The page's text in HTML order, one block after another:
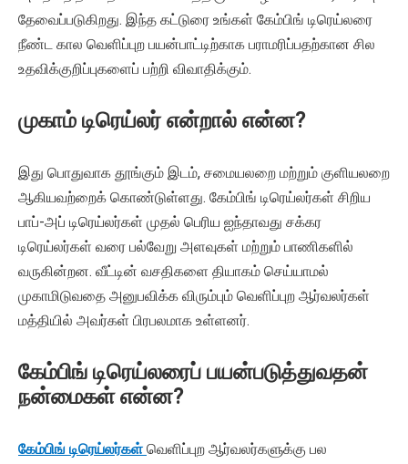
தேவைப்படுகிறது. இந்த கட்டுரை உங்கள் கேம்பிங் டிரெய்லரை
நீண்ட கால வெளிப்புற பயன்பாட்டிற்காக பராமரிப்பதற்கான சில
உதவிக்குறிப்புகளைப் பற்றி விவாதிக்கும்.
முகாம் டிரெய்லர் என்றால் என்ன?
இது பொதுவாக தூங்கும் இடம், சமையலறை மற்றும் குளியலறை
ஆகியவற்றைக் கொண்டுள்ளது. கேம்பிங் டிரெய்லர்கள் சிறிய
பாப்-அப் டிரெய்லர்கள் முதல் பெரிய ஐந்தாவது சக்கர
டிரெய்லர்கள் வரை பல்வேறு அளவுகள் மற்றும் பாணிகளில்
வருகின்றன. வீட்டின் வசதிகளை தியாகம் செய்யாமல்
முகாமிடுவதை அனுபவிக்க விரும்பும் வெளிப்புற ஆர்வலர்கள்
மத்தியில் அவர்கள் பிரபலமாக உள்ளனர்.
கேம்பிங் டிரெய்லரைப் பயன்படுத்துவதன்
நன்மைகள் என்ன?
கேம்பிங் டிரெய்லர்கள் வெளிப்புற ஆர்வலர்களுக்கு பல